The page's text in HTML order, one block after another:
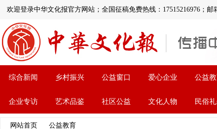
欢迎登录中华文化报官方网站；全国征稿免费热线：17515216976；邮
综合新闻 乡村振兴 公益窗口 爱心企业 公益
企业专访 艺术品鉴 社区公益 文化人物 民俗
网站首页 公益教育